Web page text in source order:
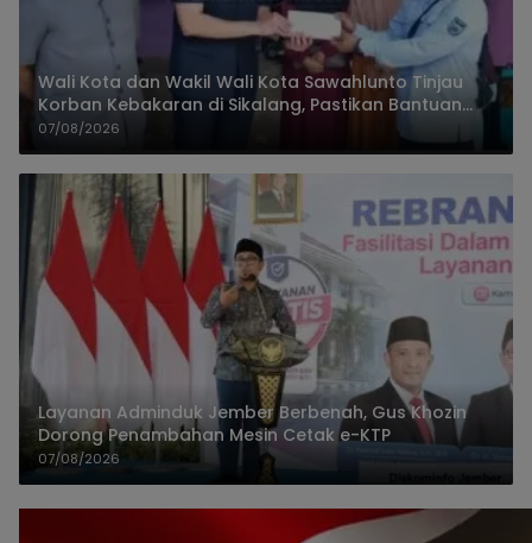
Wali Kota dan Wakil Wali Kota Sawahlunto Tinjau
Korban Kebakaran di Sikalang, Pastikan Bantuan
dan Perkuat Mitigasi Bencana
07/08/2026
Layanan Adminduk Jember Berbenah, Gus Khozin
Dorong Penambahan Mesin Cetak e-KTP
07/08/2026